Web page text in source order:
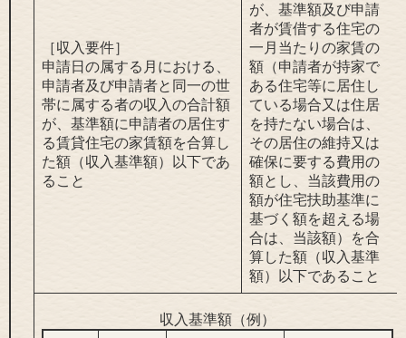
［収入要件］
申請日の属する月における、
申請者及び申請者と同一の世
帯に属する者の収入の合計額
が、基準額に申請者の居住す
る賃貸住宅の家賃額を合算し
た額（収入基準額）以下であ
ること
が、基準額及び申請
者が賃借する住宅の
一月当たりの家賃の
額（申請者が持家で
ある住宅等に居住し
ている場合又は住居
を持たない場合は、
その居住の維持又は
確保に要する費用の
額とし、当該費用の
額が住宅扶助基準に
基づく額を超える場
合は、当該額）を合
算した額（収入基準
額）以下であること
収入基準額（例）